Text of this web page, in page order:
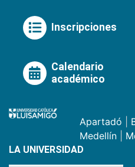
Inscripciones
Calendario
académico
Apartadó
Medellín
LA UNIVERSIDAD